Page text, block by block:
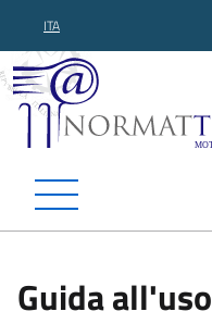
ITA
Guida all'uso